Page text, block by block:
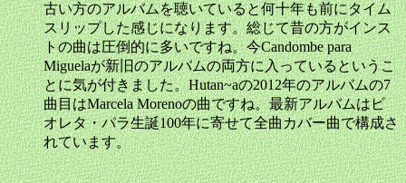
古い方のアルバムを聴いていると何十年も前にタイム
スリップした感じになります。総じて昔の方がインス
トの曲は圧倒的に多いですね。今Candombe para
Miguelaが新旧のアルバムの両方に入っているというこ
とに気が付きました。Hutan~aの2012年のアルバムの7
曲目はMarcela Morenoの曲ですね。最新アルバムはビ
オレタ・パラ生誕100年に寄せて全曲カバー曲で構成さ
れています。